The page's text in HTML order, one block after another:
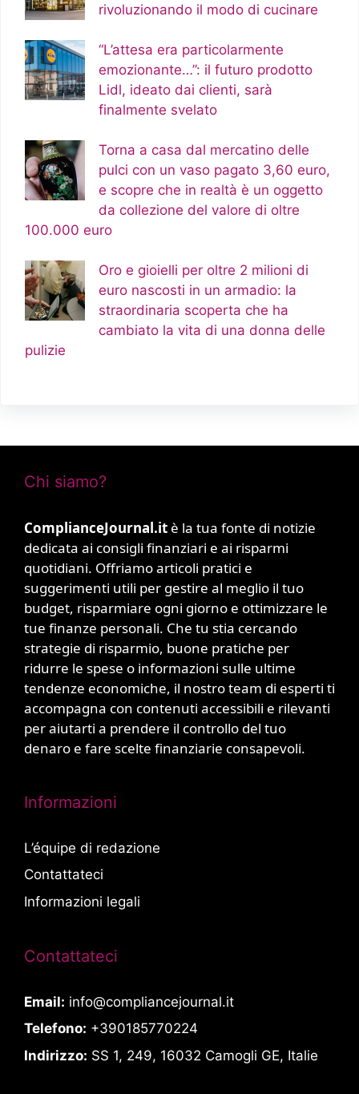
rivoluzionando il modo di cucinare
“L’attesa era particolarmente
emozionante…”: il futuro prodotto
Lidl, ideato dai clienti, sarà
finalmente svelato
Torna a casa dal mercatino delle
pulci con un vaso pagato 3,60 euro,
e scopre che in realtà è un oggetto
da collezione del valore di oltre
100.000 euro
Oro e gioielli per oltre 2 milioni di
euro nascosti in un armadio: la
straordinaria scoperta che ha
cambiato la vita di una donna delle
pulizie
Chi siamo?
ComplianceJournal.it è la tua fonte di notizie
dedicata ai consigli finanziari e ai risparmi
quotidiani. Offriamo articoli pratici e
suggerimenti utili per gestire al meglio il tuo
budget, risparmiare ogni giorno e ottimizzare le
tue finanze personali. Che tu stia cercando
strategie di risparmio, buone pratiche per
ridurre le spese o informazioni sulle ultime
tendenze economiche, il nostro team di esperti ti
accompagna con contenuti accessibili e rilevanti
per aiutarti a prendere il controllo del tuo
denaro e fare scelte finanziarie consapevoli.
Informazioni
L’équipe di redazione
Contattateci
Informazioni legali
Contattateci
Email: info@compliancejournal.it
Telefono: +390185770224
Indirizzo: SS 1, 249, 16032 Camogli GE, Italie